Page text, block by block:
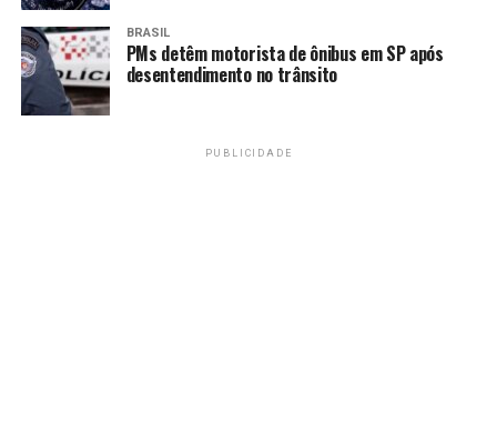
sociais durante primeira fase da operação (Fotos: Corpo
BRASIL
PMs detêm motorista de ônibus em SP após
desentendimento no trânsito
PUBLICIDADE